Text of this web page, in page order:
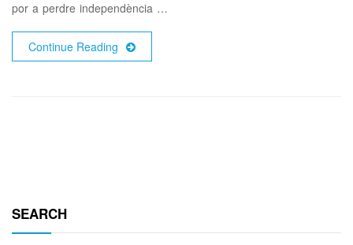
por a perdre independència …
Continue Reading
SEARCH